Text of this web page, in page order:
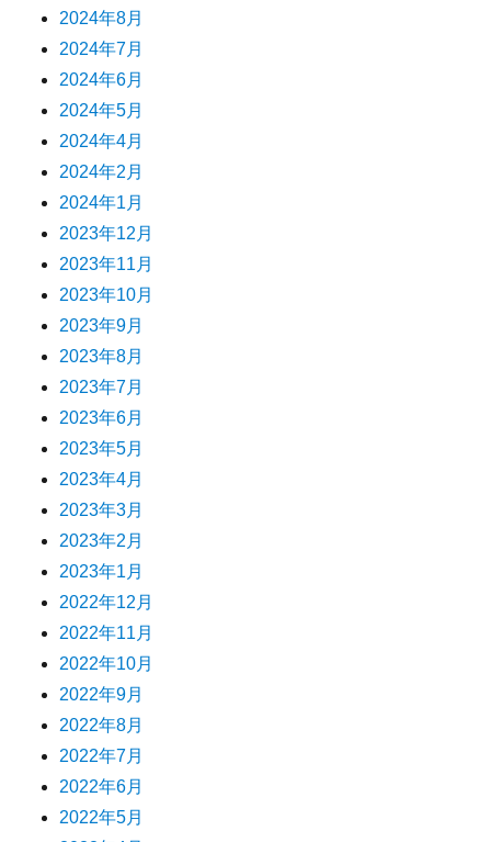
2024年8月
2024年7月
2024年6月
2024年5月
2024年4月
2024年2月
2024年1月
2023年12月
2023年11月
2023年10月
2023年9月
2023年8月
2023年7月
2023年6月
2023年5月
2023年4月
2023年3月
2023年2月
2023年1月
2022年12月
2022年11月
2022年10月
2022年9月
2022年8月
2022年7月
2022年6月
2022年5月